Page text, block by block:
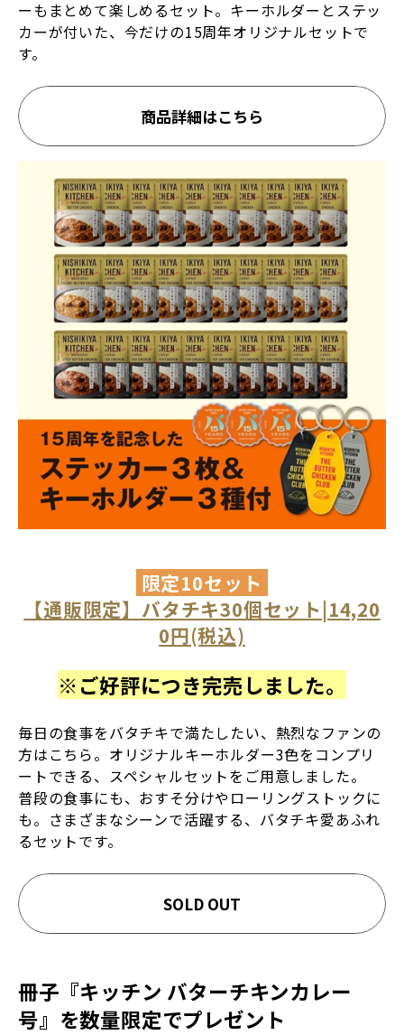
ーもまとめて楽しめるセット。キーホルダーとステッ
カーが付いた、今だけの15周年オリジナルセットで
す。
商品詳細はこちら
限定10セット
【通販限定】バタチキ30個セット|14,20
0円(税込)
※ご好評につき完売しました。
毎日の食事をバタチキで満たしたい、熱烈なファンの
方はこちら。オリジナルキーホルダー3色をコンプリ
ートできる、スペシャルセットをご用意しました。
普段の食事にも、おすそ分けやローリングストックに
も。さまざまなシーンで活躍する、バタチキ愛あふれ
るセットです。
SOLD OUT
冊子『キッチン バターチキンカレー
号』を数量限定でプレゼント